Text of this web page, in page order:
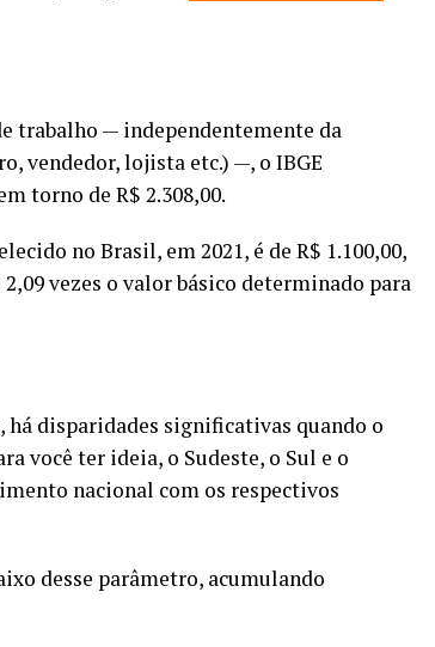
trabalho — independentemente da
vendedor, lojista etc.) —, o IBGE
torno de R$ 2.308,00.
no Brasil, em 2021, é de R$ 1.100,00,
vezes o valor básico determinado para
há disparidades significativas quando o
você ter ideia, o Sudeste, o Sul e o
nacional com os respectivos
desse parâmetro, acumulando